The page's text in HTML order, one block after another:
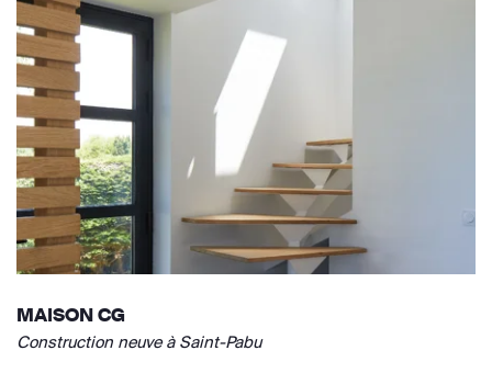
MAISON CG
Construction neuve à Saint-Pabu